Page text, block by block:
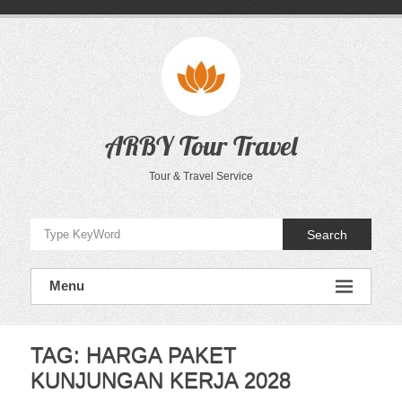
ARBY Tour Travel
Tour & Travel Service
Search
Menu
TAG: HARGA PAKET
KUNJUNGAN KERJA 2028